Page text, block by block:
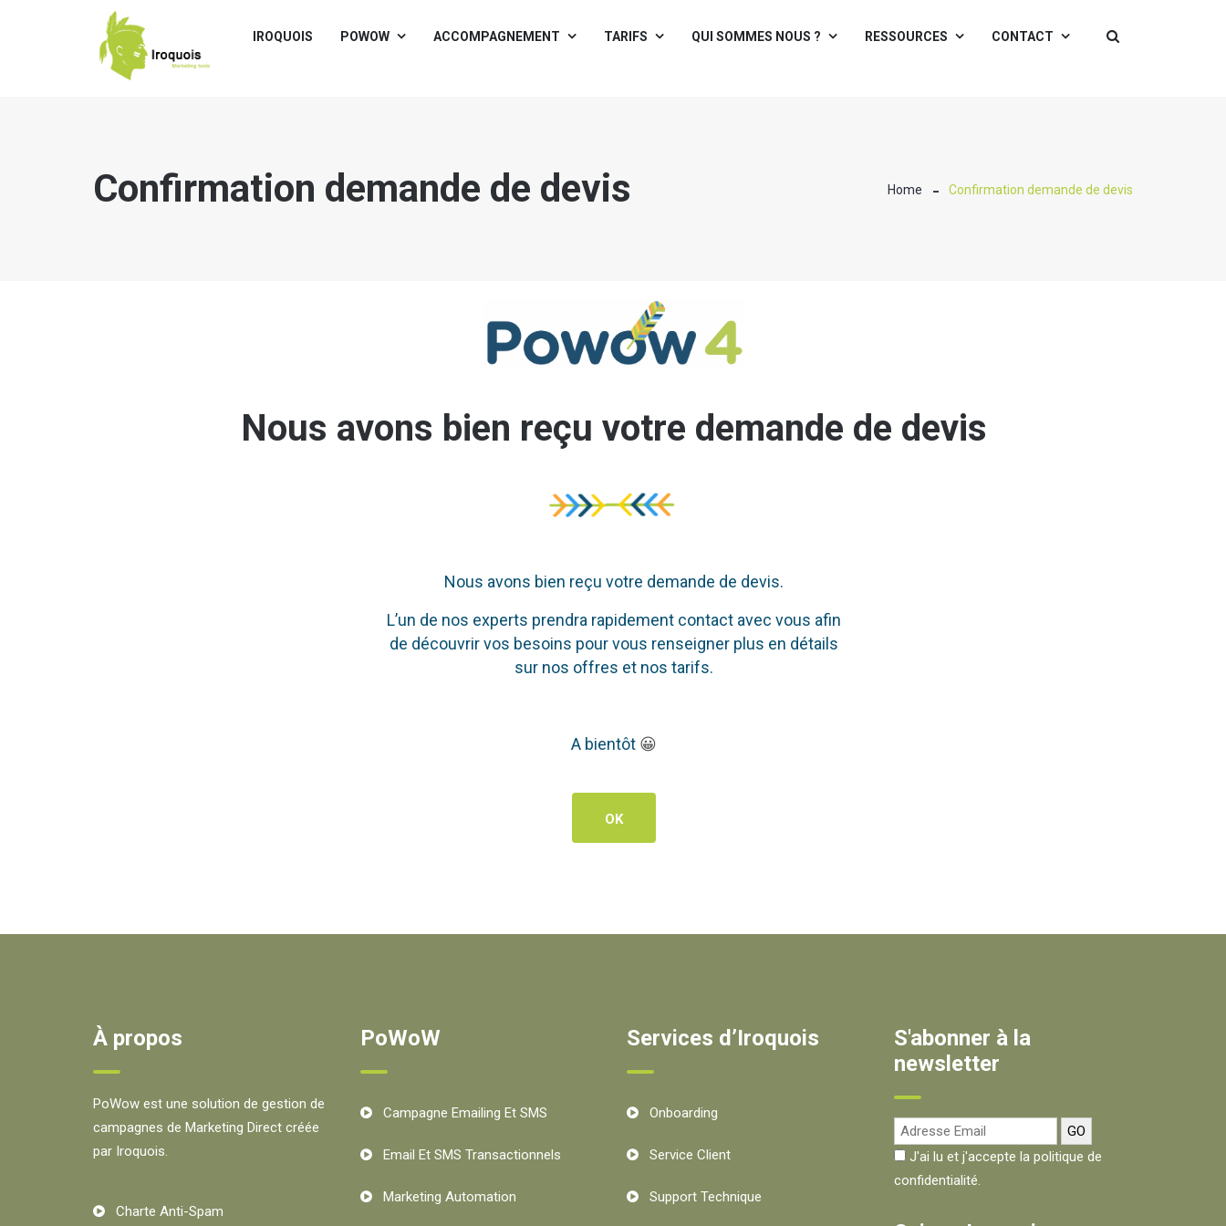
IROQUOIS POWOW ACCOMPAGNEMENT TARIFS QUI SOMMES NOUS ? RESSOURCES CONTACT
Confirmation demande de devis Home Confirmation demande de devis
Nous avons bien reçu votre demande de devis
Nous avons bien reçu votre demande de devis.
L’un de nos experts prendra rapidement contact avec vous afin
de découvrir vos besoins pour vous renseigner plus en détails
sur nos offres et nos tarifs.
A bientôt😀
OK
À propos
PoWow est une solution de gestion de
campagnes de Marketing Direct créée
par Iroquois.
Charte Anti-Spam
PoWoW
Campagne Emailing Et SMS
Email Et SMS Transactionnels
Marketing Automation
Services d’Iroquois
Onboarding
Service Client
Support Technique
S'abonner à la
newsletter
J'ai lu et j'accepte la politique de
confidentialité.